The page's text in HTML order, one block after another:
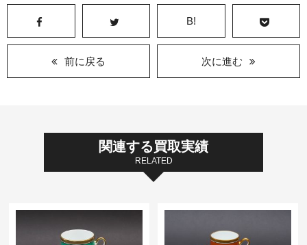
B!
前に戻る 次に進む
関連する買取実績
RELATED